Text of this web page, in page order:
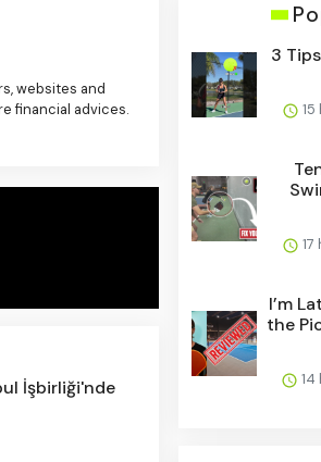
websites and
financial advices.
İşbirliği'nde
3
I’m
the
14